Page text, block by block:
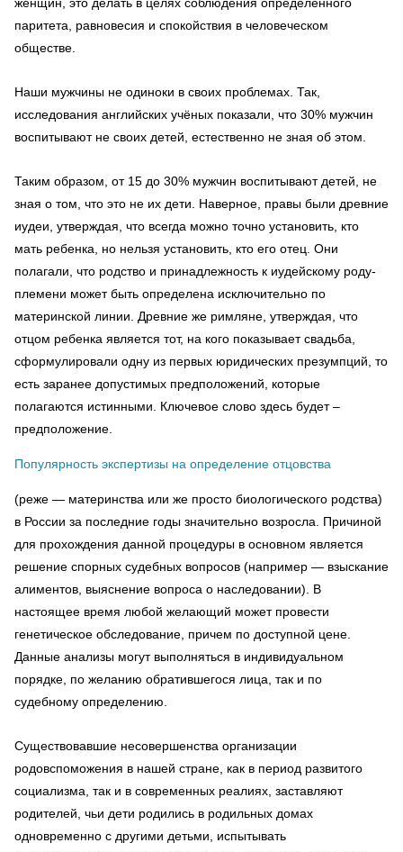
паритета, равновесия и спокойствия в человеческом
обществе.
Наши мужчины не одиноки в своих проблемах. Так,
исследования английских учёных показали, что 30% мужчин
воспитывают не своих детей, естественно не зная об этом.
Таким образом, от 15 до 30% мужчин воспитывают детей, не
зная о том, что это не их дети. Наверное, правы были древние
иудеи, утверждая, что всегда можно точно установить, кто
мать ребенка, но нельзя установить, кто его отец. Они
полагали, что родство и принадлежность к иудейскому роду-
племени может быть определена исключительно по
материнской линии. Древние же римляне, утверждая, что
отцом ребенка является тот, на кого показывает свадьба,
сформулировали одну из первых юридических презумпций, то
есть заранее допустимых предположений, которые
полагаются истинными. Ключевое слово здесь будет –
предположение.
Популярность экспертизы на определение отцовства
(реже — материнства или же просто биологического родства)
в России за последние годы значительно возросла. Причиной
для прохождения данной процедуры в основном является
решение спорных судебных вопросов (например — взыскание
алиментов, выяснение вопроса о наследовании). В
настоящее время любой желающий может провести
генетическое обследование, причем по доступной цене.
Данные анализы могут выполняться в индивидуальном
порядке, по желанию обратившегося лица, так и по
судебному определению.
Существовавшие несовершенства организации
родовспоможения в нашей стране, как в период развитого
социализма, так и в современных реалиях, заставляют
родителей, чьи дети родились в родильных домах
одновременно с другими детьми, испытывать